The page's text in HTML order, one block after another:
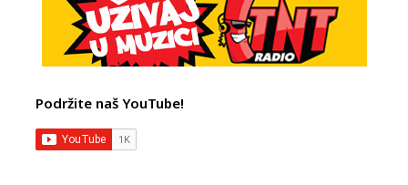
Podržite naš YouTube!